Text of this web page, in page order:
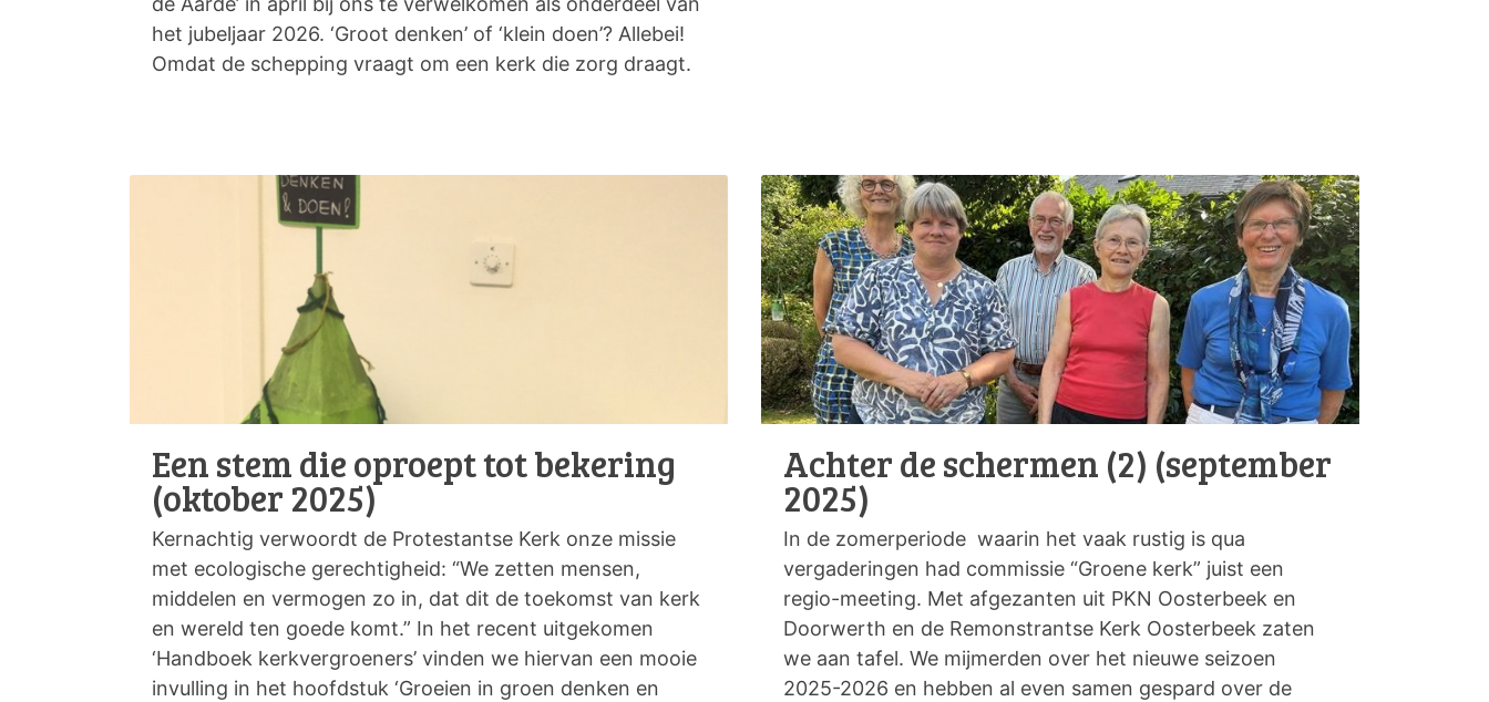
het jubeljaar 2026. ‘Groot denken’ of ‘klein doen’? Allebei!
Omdat de schepping vraagt om een kerk die zorg draagt.
Een stem die oproept tot bekering
(oktober 2025)
Kernachtig verwoordt de Protestantse Kerk onze missie
met ecologische gerechtigheid: “We zetten mensen,
middelen en vermogen zo in, dat dit de toekomst van kerk
en wereld ten goede komt.” In het recent uitgekomen
‘Handboek kerkvergroeners’ vinden we hiervan een mooie
invulling in het hoofdstuk ‘Groeien in groen denken en
Achter de schermen (2) (september
2025)
In de zomerperiode waarin het vaak rustig is qua
vergaderingen had commissie “Groene kerk” juist een
regio-meeting. Met afgezanten uit PKN Oosterbeek en
Doorwerth en de Remonstrantse Kerk Oosterbeek zaten
we aan tafel. We mijmerden over het nieuwe seizoen
2025-2026 en hebben al even samen gespard over de